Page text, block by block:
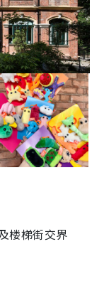
楼梯街交界